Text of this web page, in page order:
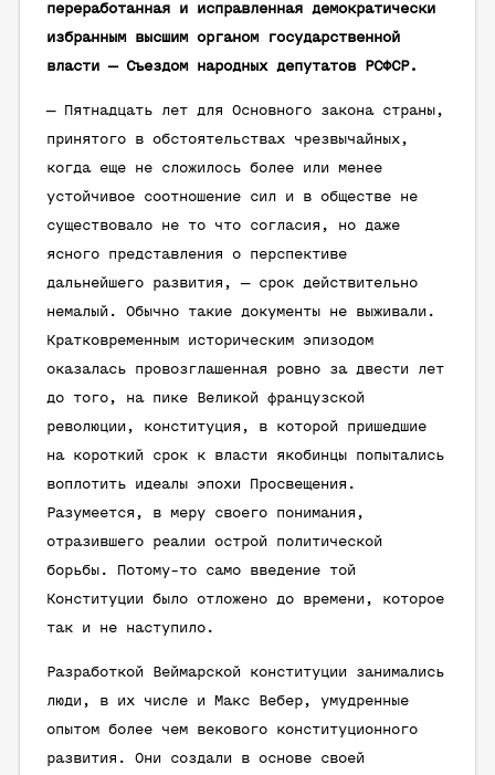
переработанная и исправленная демократически
избранным высшим органом государственной
власти — Съездом народных депутатов РСФСР.
— Пятнадцать лет для Основного закона страны,
принятого в обстоятельствах чрезвычайных,
когда еще не сложилось более или менее
устойчивое соотношение сил и в обществе не
существовало не то что согласия, но даже
ясного представления о перспективе
дальнейшего развития, — срок действительно
немалый. Обычно такие документы не выживали.
Кратковременным историческим эпизодом
оказалась провозглашенная ровно за двести лет
до того, на пике Великой французской
революции, конституция, в которой пришедшие
на короткий срок к власти якобинцы попытались
воплотить идеалы эпохи Просвещения.
Разумеется, в меру своего понимания,
отразившего реалии острой политической
борьбы. Потому-то само введение той
Конституции было отложено до времени, которое
так и не наступило.
Разработкой Веймарской конституции занимались
люди, в их числе и Макс Вебер, умудренные
опытом более чем векового конституционного
развития. Они создали в основе своей